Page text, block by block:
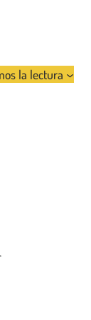
la lectura